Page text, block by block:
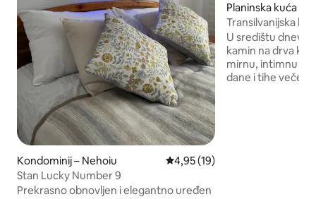
Kondominij – Nehoiu Prosječna ocjena: 4,95/5,
4,95 (19)
Stan Lucky Number 9
Prekrasno obnovljen i elegantno uređen
Planinska kuća –
Transilvanijska
tradicionalna
U središtu
kamin na drva
mirnu, intimnu
dane i tihe večeri.